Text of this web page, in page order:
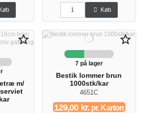
Køb Køb
star_border
m/
star_border
7 på lager
Bestik lommer brun
1000stk/kar
4651C
129,00 kr.pr. Karton